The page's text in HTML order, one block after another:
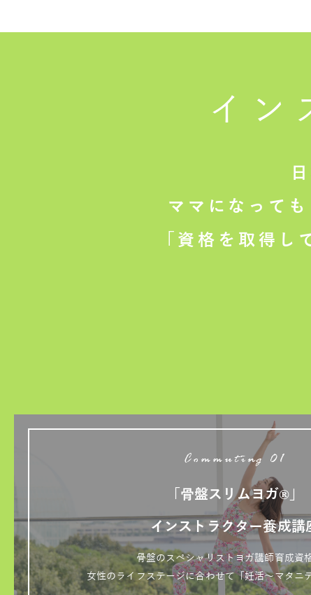
イン
ママになっても
「資格を取得し
Commuting 01
「骨盤スリムヨガ®」
インストラクター養成講
骨盤のスペシャリストヨガ講師育成資
女性のライフステージに合わせて「妊活～マタニ